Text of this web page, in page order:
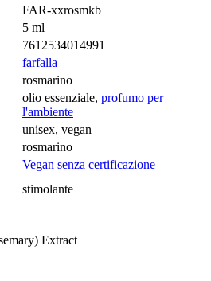
FAR-xxrosmkb
5 ml
7612534014991
farfalla
rosmarino
olio essenziale, profumo per
l'ambiente
unisex, vegan
rosmarino
Vegan senza certificazione
stimolante
Extract